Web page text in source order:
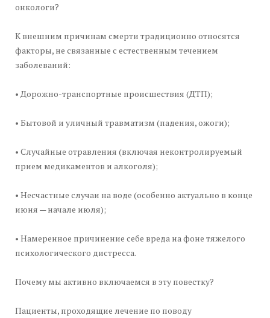
онкологи?
К внешним причинам смерти традиционно относятся
факторы, не связанные с естественным течением
заболеваний:
• Дорожно-транспортные происшествия (ДТП);
• Бытовой и уличный травматизм (падения, ожоги);
• Случайные отравления (включая неконтролируемый
прием медикаментов и алкоголя);
• Несчастные случаи на воде (особенно актуально в конце
июня — начале июля);
• Намеренное причинение себе вреда на фоне тяжелого
психологического дистресса.
Почему мы активно включаемся в эту повестку?
Пациенты, проходящие лечение по поводу